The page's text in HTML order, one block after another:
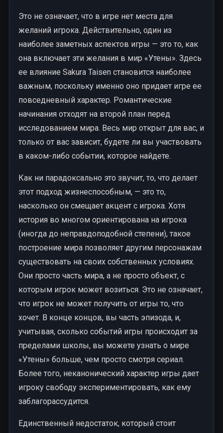
Это не означает, что в игре нет места для
желаний игрока. Действительно, один из
наиболее заметных аспектов игры — это то, как
она включает эти желания в мир «Утены». Здесь
ее влияние Sakura Taisen становится наиболее
важным, поскольку именно оно придает игре ее
повседневный характер. Романтические
начинания отходят на второй план перед
исследованием мира. Весь мир открыт для вас, и
только от вас зависит, будете ли вы участвовать
в каком-либо событии, которое найдете.
Как ни парадоксально это звучит, то, что делает
этот подход жизнеспособным, — это то,
насколько он смещает акцент с игрока. Хотя
история во многом ориентирована на игрока
(иногда до неправдоподобной степени), такое
построение мира позволяет другим персонажам
существовать на своих собственных условиях.
Они просто часть мира, а не просто объект, с
которым игрок может возиться. Это не означает,
что игрок не может получить от игры то, что
хочет. В конце концов, вы часть эпизода, и,
учитывая, сколько событий игры происходит за
пределами школы, вы можете узнать о мире
«Утены» больше, чем просто смотря сериал.
Более того, неканонический характер игры дает
игроку свободу экспериментировать, как ему
заблагорассудится.
Единственный недостаток, который стоит